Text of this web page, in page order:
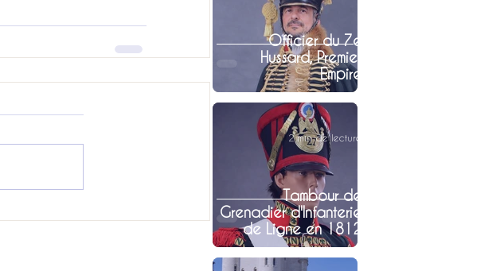
Officier du 7e
Hussard, Premier
Empire
Tambour de
Grenadier d'Infanterie
de Ligne en 1812
2 min de lecture